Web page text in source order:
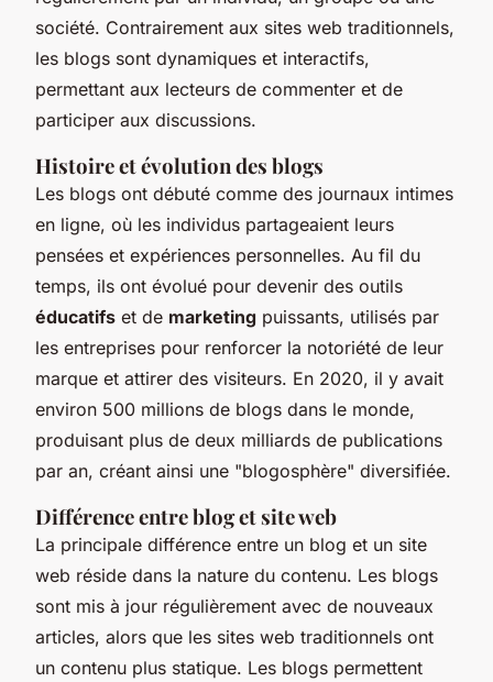
société. Contrairement aux sites web traditionnels,
les blogs sont dynamiques et interactifs,
permettant aux lecteurs de commenter et de
participer aux discussions.
Histoire et évolution des blogs
Les blogs ont débuté comme des journaux intimes
en ligne, où les individus partageaient leurs
pensées et expériences personnelles. Au fil du
temps, ils ont évolué pour devenir des outils
éducatifs et de marketing puissants, utilisés par
les entreprises pour renforcer la notoriété de leur
marque et attirer des visiteurs. En 2020, il y avait
environ 500 millions de blogs dans le monde,
produisant plus de deux milliards de publications
par an, créant ainsi une "blogosphère" diversifiée.
Différence entre blog et site web
La principale différence entre un blog et un site
web réside dans la nature du contenu. Les blogs
sont mis à jour régulièrement avec de nouveaux
articles, alors que les sites web traditionnels ont
un contenu plus statique. Les blogs permettent